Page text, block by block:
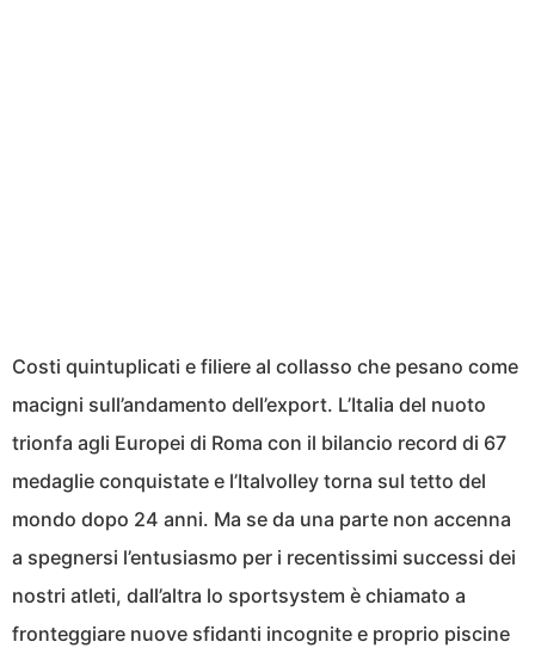
Costi quintuplicati e filiere al collasso che pesano come
macigni sull’andamento dell’export. L’Italia del nuoto
trionfa agli Europei di Roma con il bilancio record di 67
medaglie conquistate e l’Italvolley torna sul tetto del
mondo dopo 24 anni. Ma se da una parte non accenna
a spegnersi l’entusiasmo per i recentissimi successi dei
nostri atleti, dall’altra lo sportsystem è chiamato a
fronteggiare nuove sfidanti incognite e proprio piscine